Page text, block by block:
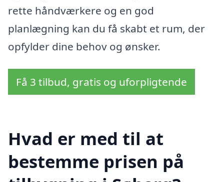
rette håndværkere og en god
planlægning kan du få skabt et rum, der
opfylder dine behov og ønsker.
Få 3 tilbud, gratis og uforpligtende
Hvad er med til at
bestemme prisen på